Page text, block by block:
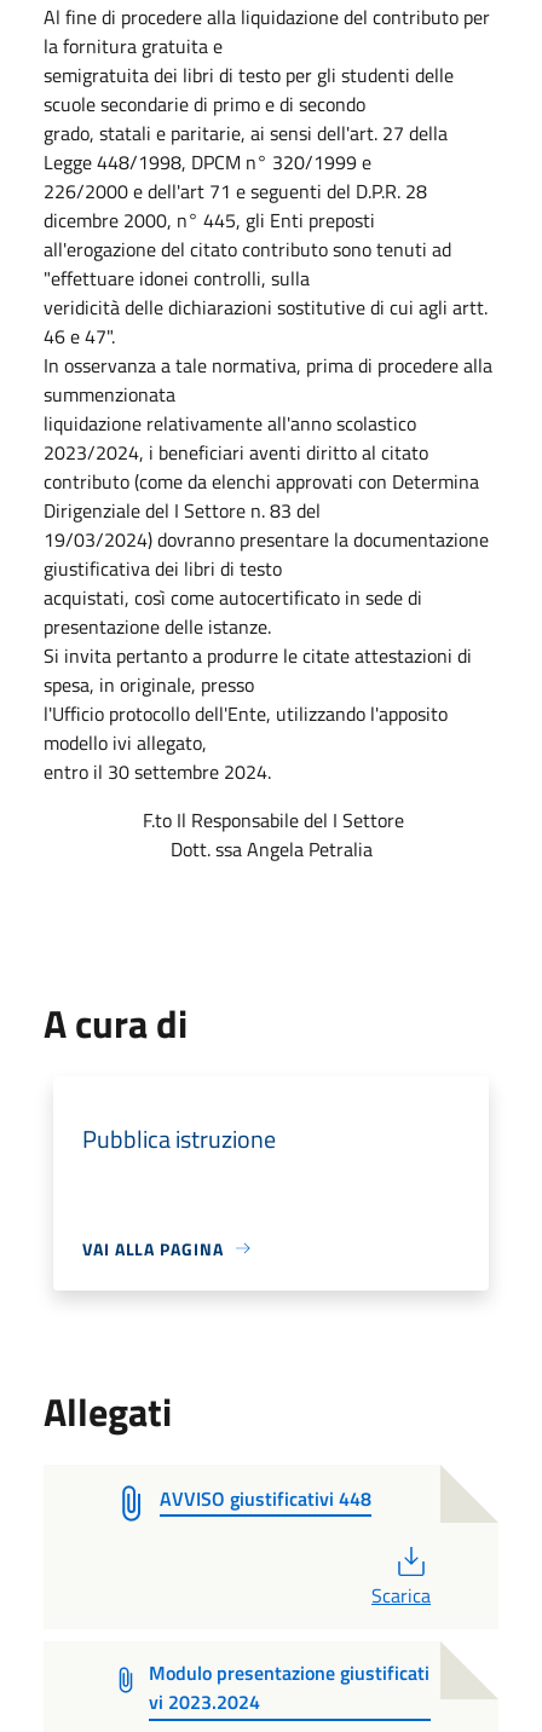
Al fine di procedere alla liquidazione del contributo per
la fornitura gratuita e
semigratuita dei libri di testo per gli studenti delle
scuole secondarie di primo e di secondo
grado, statali e paritarie, ai sensi dell'art. 27 della
Legge 448/1998, DPCM n° 320/1999 e
226/2000 e dell'art 71 e seguenti del D.P.R. 28
dicembre 2000, n° 445, gli Enti preposti
all'erogazione del citato contributo sono tenuti ad
"effettuare idonei controlli, sulla
veridicità delle dichiarazioni sostitutive di cui agli artt.
46 e 47".
In osservanza a tale normativa, prima di procedere alla
summenzionata
liquidazione relativamente all'anno scolastico
2023/2024, i beneficiari aventi diritto al citato
contributo (come da elenchi approvati con Determina
Dirigenziale del I Settore n. 83 del
19/03/2024) dovranno presentare la documentazione
giustificativa dei libri di testo
acquistati, così come autocertificato in sede di
presentazione delle istanze.
Si invita pertanto a produrre le citate attestazioni di
spesa, in originale, presso
l'Ufficio protocollo dell'Ente, utilizzando l'apposito
modello ivi allegato,
entro il 30 settembre 2024.
F.to Il Responsabile del I Settore
Dott. ssa Angela Petralia
A cura di
Pubblica istruzione
VAI ALLA PAGINA
Allegati
AVVISO giustificativi 448
Scarica
Modulo presentazione giustificati
vi 2023.2024